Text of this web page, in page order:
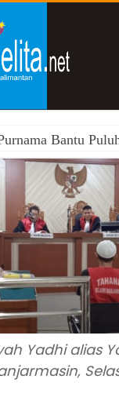
Bantu
Yadhi alias